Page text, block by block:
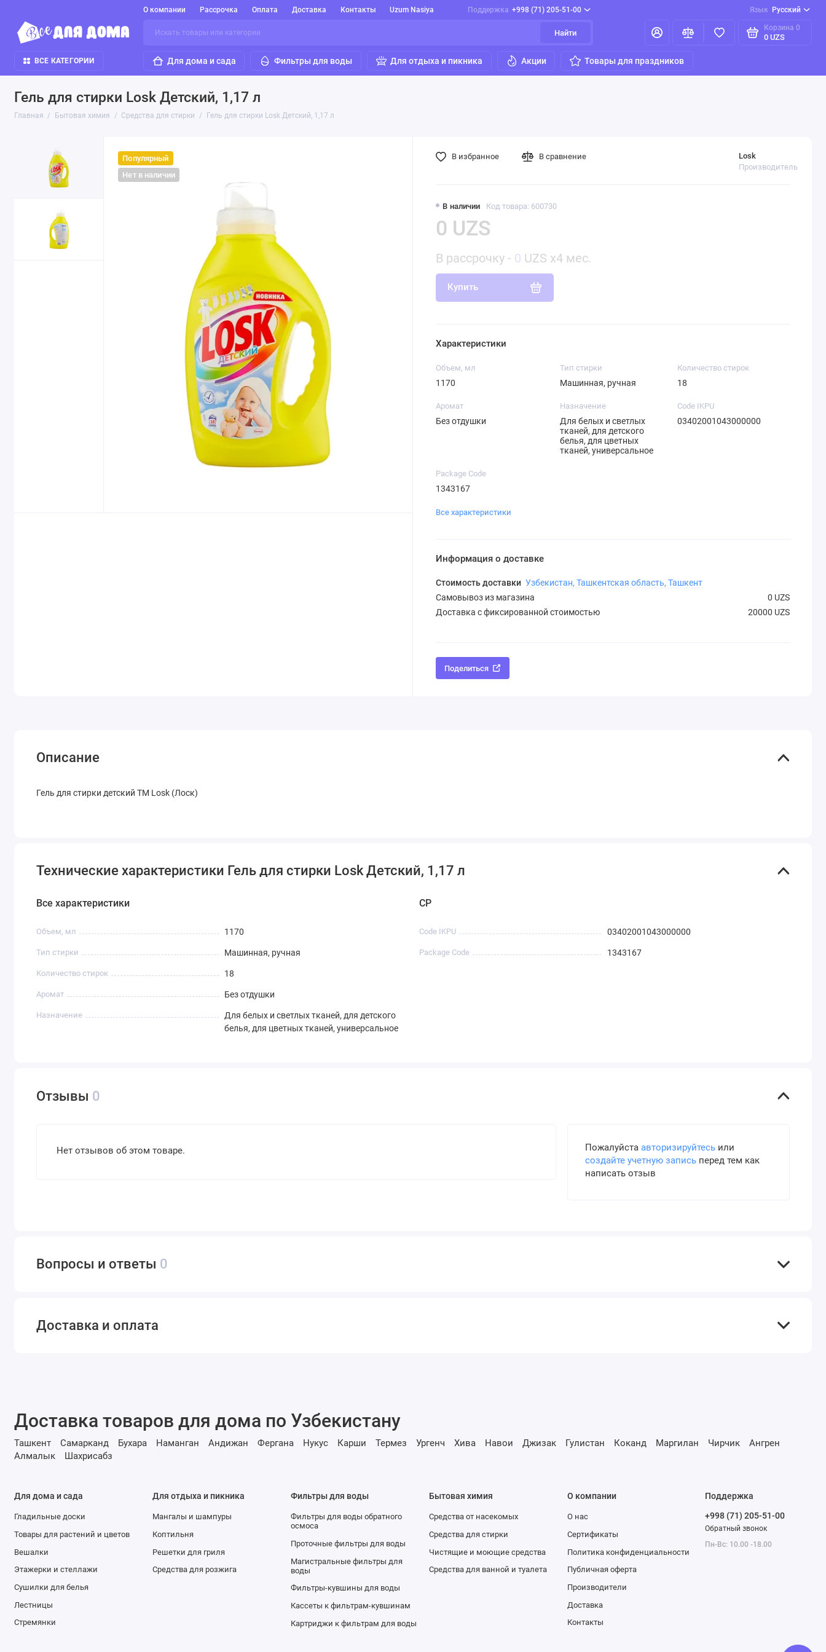
О компании Рассрочка Оплата Доставка Контакты Uzum Nasiya Поддержка +998 (71) 205-51-00 Язык Русский
Найти
Корзина 0
0 UZS
ВСЕ КАТЕГОРИИ Для дома и сада Фильтры для воды Для отдыха и пикника Акции Товары для праздников
Гель для стирки Losk Детский, 1,17 л
Главная Бытовая химия Средства для стирки Гель для стирки Losk Детский, 1,17 л
Популярный
Нет в наличии
В наличии Код товара: 600730
Losk
Производитель
0 UZS
В рассрочку - 0 UZS x4 мес.
Купить
В избранное В сравнение
Характеристики
Объем, мл
1170
Тип стирки
Машинная, ручная
Количество стирок
18
Аромат
Без отдушки
Назначение
Для белых и светлых
тканей, для детского
белья, для цветных
тканей, универсальное
Code IKPU
03402001043000000
Package Code
1343167
Все характеристики
Информация о доставке
Стоимость доставки Узбекистан, Ташкентская область, Ташкент
Самовывоз из магазина
0 UZS
Доставка с фиксированной стоимостью
20000 UZS
Поделиться
Описание
Гель для стирки детский ТМ Losk (Лоск)
Технические характеристики Гель для стирки Losk Детский, 1,17 л
Все характеристики
Объем, мл 1170
Тип стирки Машинная, ручная
Количество стирок 18
Аромат Без отдушки
Назначение
Для белых и светлых тканей, для детского
белья, для цветных тканей, универсальное
CP
Code IKPU 03402001043000000
Package Code 1343167
Отзывы 0
Нет отзывов об этом товаре. Пожалуйста авторизируйтесьили
создайте учетную записьперед тем как
написать отзыв
Вопросы и ответы 0
Доставка и оплата
Доставка товаров для дома по Узбекистану
Ташкент Самарканд Бухара Наманган Андижан Фергана Нукус Карши Термез Ургенч Хива Навои Джизак Гулистан Коканд Маргилан Чирчик
Ангрен
Алмалык
Шахрисабз
Для дома и сада
Гладильные доски
Товары для растений и цветов
Вешалки
Этажерки и стеллажи
Сушилки для белья
Лестницы
Стремянки
Для отдыха и пикника
Мангалы и шампуры
Коптильня
Решетки для гриля
Средства для розжига
Фильтры для воды
Фильтры для воды обратного
осмоса
Проточные фильтры для воды
Магистральные фильтры для
воды
Фильтры-кувшины для воды
Кассеты к фильтрам-кувшинам
Картриджи к фильтрам для воды
Бытовая химия
Средства от насекомых
Средства для стирки
Чистящие и моющие средства
Средства для ванной и туалета
О компании
О нас
Сертификаты
Политика конфиденциальности
Публичная оферта
Производители
Доставка
Контакты
Поддержка
+998 (71) 205-51-00
Обратный звонок
Пн-Вс: 10.00 -18.00